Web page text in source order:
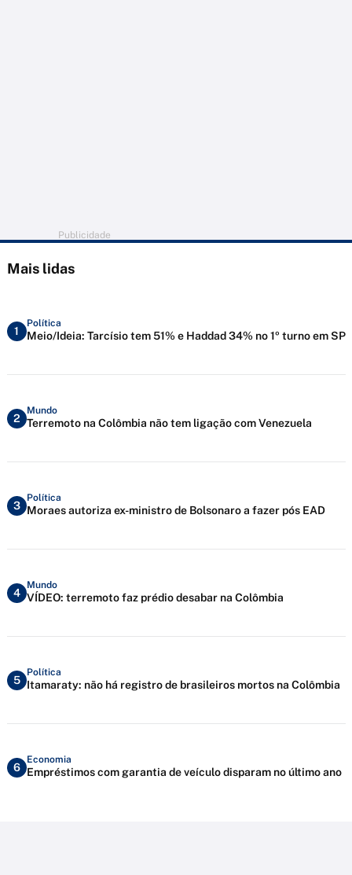
Publicidade
Mais lidas
1
Política
Meio/Ideia: Tarcísio tem 51% e Haddad 34% no 1º turno em SP
2
Mundo
Terremoto na Colômbia não tem ligação com Venezuela
3
Política
Moraes autoriza ex-ministro de Bolsonaro a fazer pós EAD
4
Mundo
VÍDEO: terremoto faz prédio desabar na Colômbia
5
Política
Itamaraty: não há registro de brasileiros mortos na Colômbia
6
Economia
Empréstimos com garantia de veículo disparam no último ano